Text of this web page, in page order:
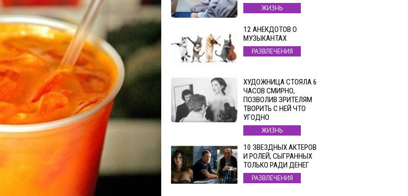
ЖИЗНЬ
12 АНЕКДОТОВ О
МУЗЫКАНТАХ
РАЗВЛЕЧЕНИЯ
ХУДОЖНИЦА СТОЯЛА 6
ЧАСОВ СМИРНО,
ПОЗВОЛИВ ЗРИТЕЛЯМ
ТВОРИТЬ С НЕЙ ЧТО
УГОДНО
ЖИЗНЬ
10 ЗВЕЗДНЫХ АКТЕРОВ
И РОЛЕЙ, СЫГРАННЫХ
ТОЛЬКО РАДИ ДЕНЕГ
РАЗВЛЕЧЕНИЯ